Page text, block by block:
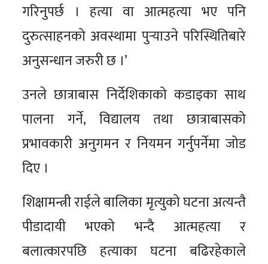
गरिनुपर्छ । हत्या वा आत्महत्या भए पनि
दुरुत्साहनको अवस्थामा पुर्‍याउने परिस्थितिबारे
अनुसन्धान जरुरी छ ।’
उनले छात्राबास निर्देशिकाको कडाइका साथ
पालना गर्ने, विद्यालय तथा छात्राबासको
प्रभावकारी अनुगमन र नियमन गर्नुपर्नेमा जोड
दिए ।
शिक्षामन्त्री राईले बालिका मृत्युको घटना अत्यन्तै
पीडादायी भएको भन्दै आत्महत्या र
बलात्कारपछि हत्याका घटना बढिरहेकाले